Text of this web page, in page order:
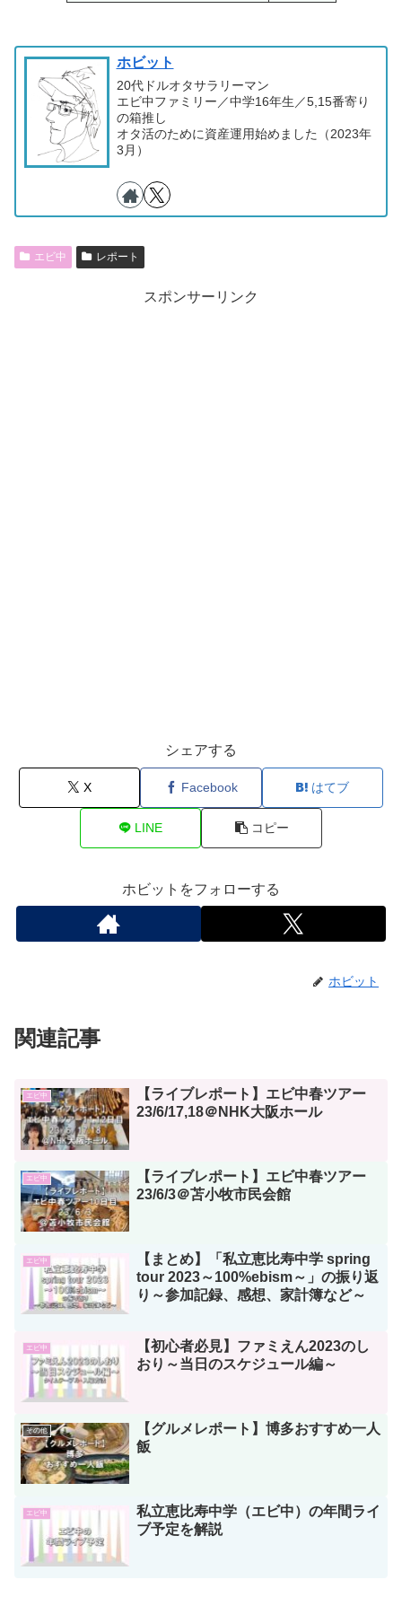
ホビット
20代ドルオタサラリーマン
エビ中ファミリー／中学16年生／5,15番寄り
の箱推し
オタ活のために資産運用始めました（2023年
3月）
エビ中 レポート
スポンサーリンク
シェアする
X Facebook はてブ
LINE コピー
ホビットをフォローする
ホビット
関連記事
エビ中
【ライブレポート】エビ中春ツアー
23/6/17,18＠NHK大阪ホール
エビ中
【ライブレポート】エビ中春ツアー
23/6/3＠苫小牧市民会館
エビ中
【まとめ】「私立恵比寿中学 spring
tour 2023～100%ebism～」の振り返
り～参加記録、感想、家計簿など～
エビ中
【初心者必見】ファミえん2023のし
おり～当日のスケジュール編～
その他
【グルメレポート】博多おすすめ一人
飯
エビ中
私立恵比寿中学（エビ中）の年間ライ
ブ予定を解説